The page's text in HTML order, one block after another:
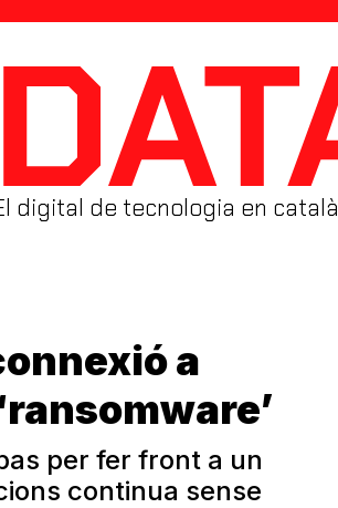
digital de tecnologia en català
a
per fer front a un
continua sense